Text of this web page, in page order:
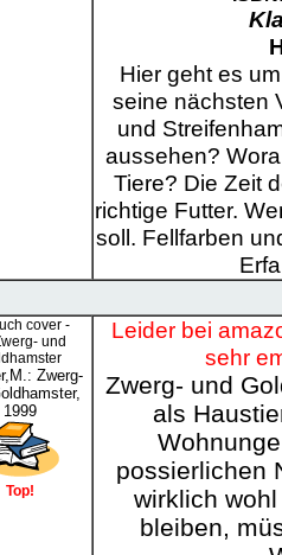
Hier geht es
seine nächsten
und
aussehen?
Tiere? Die Zeit
richtige Futter.
soll. Fellfarben
Zwerg-
1999
Top!
Leider bei
sehr
Zwerg- und
als
possierlichen
wirklich
bleiben,